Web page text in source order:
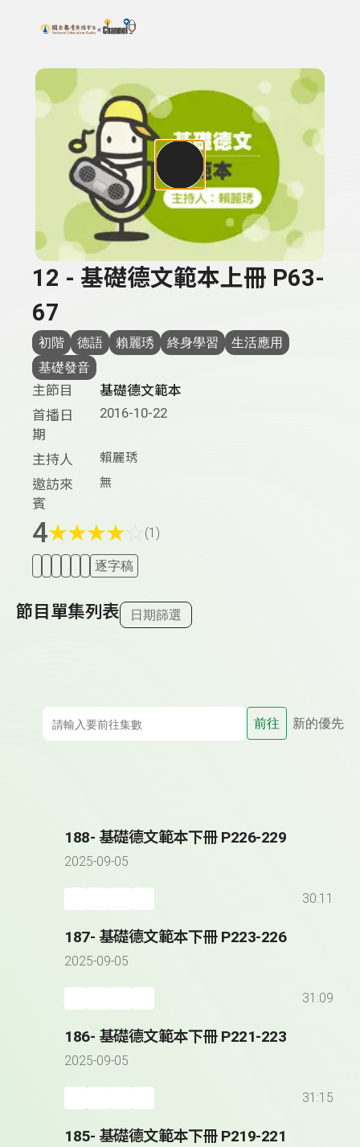
上方功能區塊
搜尋關鍵字：可輸入節目名稱、主持人或關鍵字
12 - 基礎德文範本上冊 P63-
67
初階 德語 賴麗琇 終身學習
生活應用
基礎發音
主節目
基礎德文範本
首播日
期
2016-10-22
主持人 賴麗琇
邀訪來
賓
無
4★★★★ (1)
逐字稿
節目單集列表 日期篩選
前往 新的優先
188- 基礎德文範本下冊 P226-229
2025-09-05
30:11
187- 基礎德文範本下冊 P223-226
2025-09-05
31:09
186- 基礎德文範本下冊 P221-223
2025-09-05
31:15
185- 基礎德文範本下冊 P219-221